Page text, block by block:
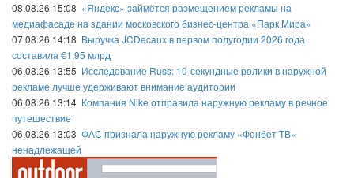
08.08.26 15:08 «Яндекс» займётся размещением рекламы на
медиафасаде на здании московского бизнес-центра «Парк Мира»
07.08.26 14:18 Выручка JCDecaux в первом полугодии 2026 года
составила €1,95 млрд
06.08.26 13:55 Исследование Russ: 10-секундные ролики в наружной
рекламе лучше удерживают внимание аудитории
06.08.26 13:14 Компания Nike отправила наружную рекламу в речное
путешествие
06.08.26 13:03 ФАС признала наружную рекламу «Фонбет ТВ»
ненадлежащей